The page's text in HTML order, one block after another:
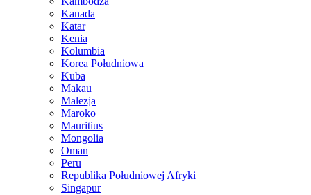
Kanada
Katar
Kenia
Kolumbia
Korea Południowa
Kuba
Makau
Malezja
Maroko
Mauritius
Mongolia
Oman
Peru
Republika Południowej Afryki
Singapur